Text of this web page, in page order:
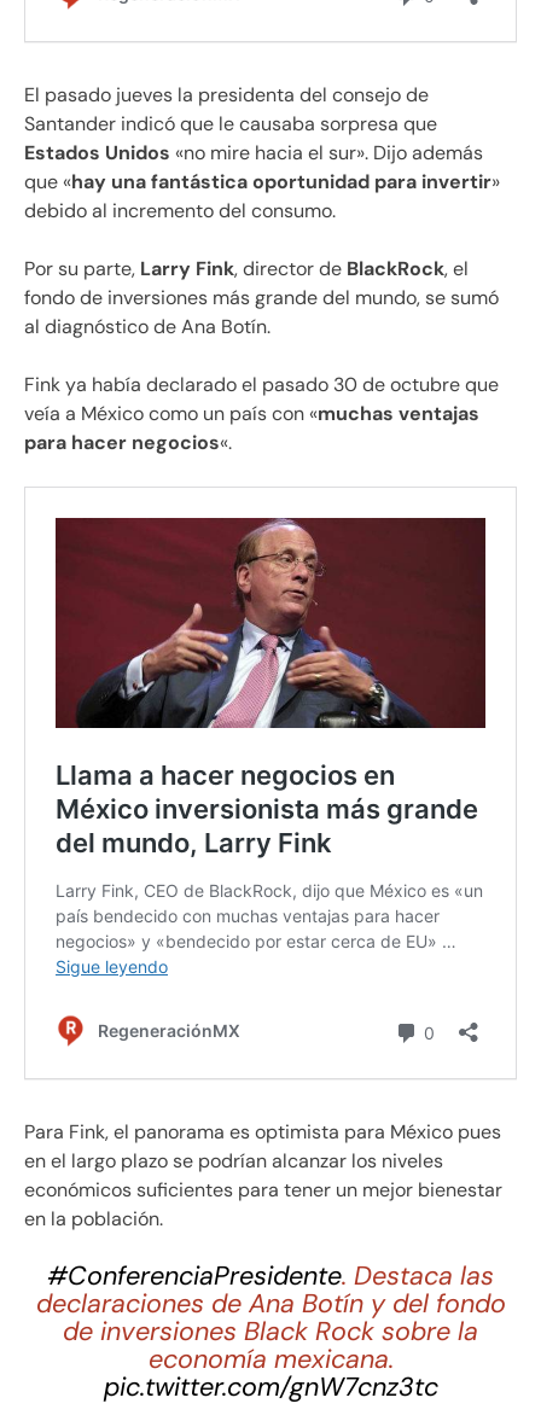
El pasado jueves la presidenta del consejo de
Santander indicó que le causaba sorpresa que
Estados Unidos «no mire hacia el sur». Dijo además
que «hay una fantástica oportunidad para invertir»
debido al incremento del consumo.
Por su parte, Larry Fink, director de BlackRock, el
fondo de inversiones más grande del mundo, se sumó
al diagnóstico de Ana Botín.
Fink ya había declarado el pasado 30 de octubre que
veía a México como un país con «muchas ventajas
para hacer negocios«.
Para Fink, el panorama es optimista para México pues
en el largo plazo se podrían alcanzar los niveles
económicos suficientes para tener un mejor bienestar
en la población.
#ConferenciaPresidente. Destaca las
declaraciones de Ana Botín y del fondo
de inversiones Black Rock sobre la
economía mexicana.
pic.twitter.com/gnW7cnz3tc